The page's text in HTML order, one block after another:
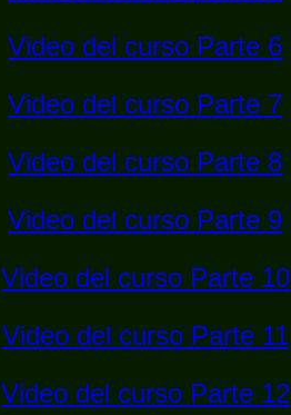
Video del curso Parte 6
Video del curso Parte 7
Video del curso Parte 8
Video del curso Parte 9
Video del curso Parte 10
Video del curso Parte 11
Video del curso Parte 12